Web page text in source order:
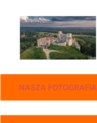
NASZA FOTOGRAFIA